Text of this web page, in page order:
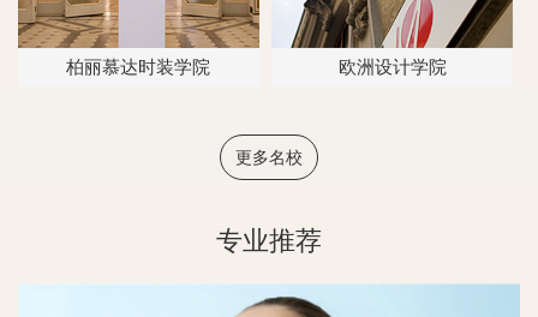
柏丽慕达时装学院 欧洲设计学院
更多名校
专业推荐